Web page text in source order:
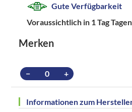
Gute Verfügbarkeit
Voraussichtlich in 1 Tag
Merken
− +
Informationen zum